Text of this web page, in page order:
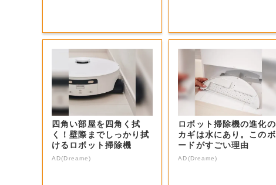
四角い部屋を四角く拭
く！壁際までしっかり拭
けるロボット掃除機
AD(Dreame)
ロボット掃除機の進化の
カギは水にあり。このボ
ードがすごい理由
AD(Dreame)